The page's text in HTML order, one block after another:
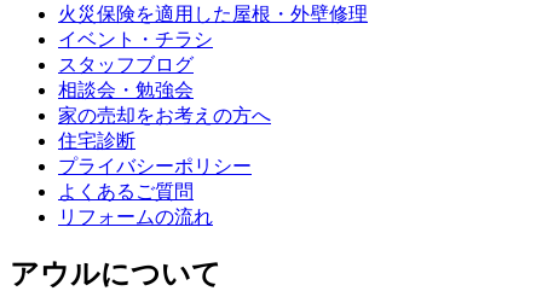
火災保険を適用した屋根・外壁修理
イベント・チラシ
スタッフブログ
相談会・勉強会
家の売却をお考えの方へ
住宅診断
プライバシーポリシー
よくあるご質問
リフォームの流れ
アウルについて